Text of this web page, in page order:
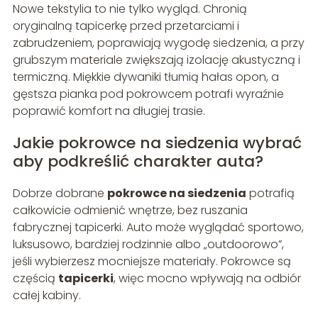
Nowe tekstylia to nie tylko wygląd. Chronią
oryginalną tapicerkę przed przetarciami i
zabrudzeniem, poprawiają wygodę siedzenia, a przy
grubszym materiale zwiększają izolację akustyczną i
termiczną. Miękkie dywaniki tłumią hałas opon, a
gęstsza pianka pod pokrowcem potrafi wyraźnie
poprawić komfort na długiej trasie.
Jakie pokrowce na siedzenia wybrać
aby podkreślić charakter auta?
Dobrze dobrane pokrowce na siedzenia potrafią
całkowicie odmienić wnętrze, bez ruszania
fabrycznej tapicerki. Auto może wyglądać sportowo,
luksusowo, bardziej rodzinnie albo „outdoorowo”,
jeśli wybierzesz mocniejsze materiały. Pokrowce są
częścią tapicerki, więc mocno wpływają na odbiór
całej kabiny.